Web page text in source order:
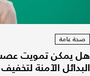
صحة عامة
هل يمكن تمويت
البدائل الآمنة